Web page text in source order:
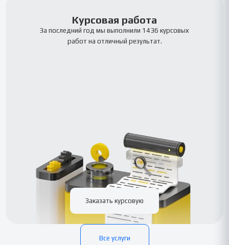
Курсовая работа
За последний год мы выполнили 1436 курсовых
работ на отличный результат.
Заказать курсовую
Все услуги